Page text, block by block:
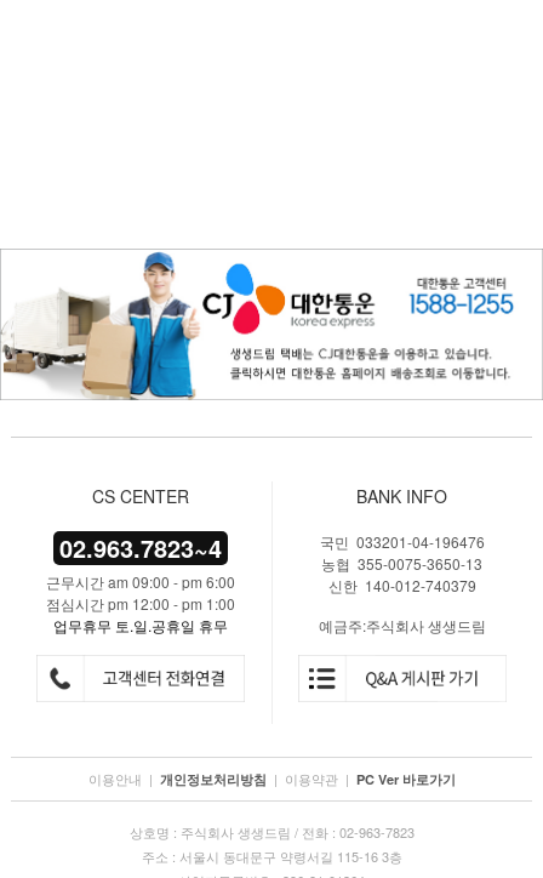
CS CENTER
02.963.7823~4
근무시간 am 09:00 - pm 6:00
점심시간 pm 12:00 - pm 1:00
업무휴무 토.일.공휴일 휴무
BANK INFO
국민 033201-04-196476
농협 355-0075-3650-13
신한 140-012-740379
예금주:주식회사 생생드림
이용안내 | 개인정보처리방침 | 이용약관 | PC Ver 바로가기
상호명 : 주식회사 생생드림 / 전화 : 02-963-7823
주소 : 서울시 동대문구 약령서길 115-16 3층